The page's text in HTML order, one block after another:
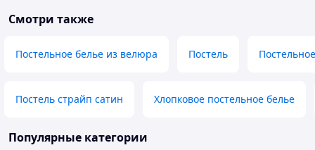
Смотри также
Постельное белье из велюра Постель
Постель страйп сатин Хлопковое постельное белье
Популярные категории